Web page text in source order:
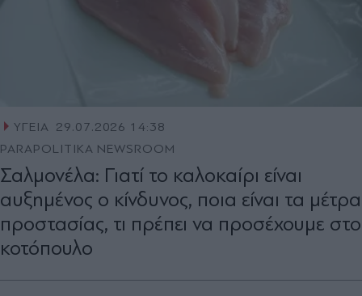
ΥΓΕΙΑ 29.07.2026 14:38
PARAPOLITIKA NEWSROOM
Σαλμονέλα: Γιατί το καλοκαίρι είναι
αυξημένος ο κίνδυνος, ποια είναι τα μέτρα
προστασίας, τι πρέπει να προσέχουμε στο
κοτόπουλο